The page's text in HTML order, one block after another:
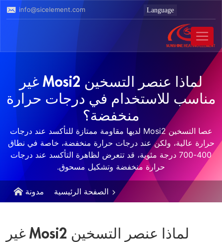
info@sicelement.com
لماذا عنصر التسخين Mosi2 غير
مناسب للاستخدام في درجات حرارة
منخفضة؟
عصا التسخين Mosi2 لديها مقاومة ممتازة للتأكسد عند درجات
حرارة عالية، ولكن عند درجات حرارة منخفضة، خاصة في نطاق
400-700 درجة مئوية، قد تتعرض لظاهرة التأكسد عند درجات
حرارة منخفضة وتشكيل مسحوق.
الصفحة الرئيسية مدونة
لماذا عنصر التسخين Mosi2 غير